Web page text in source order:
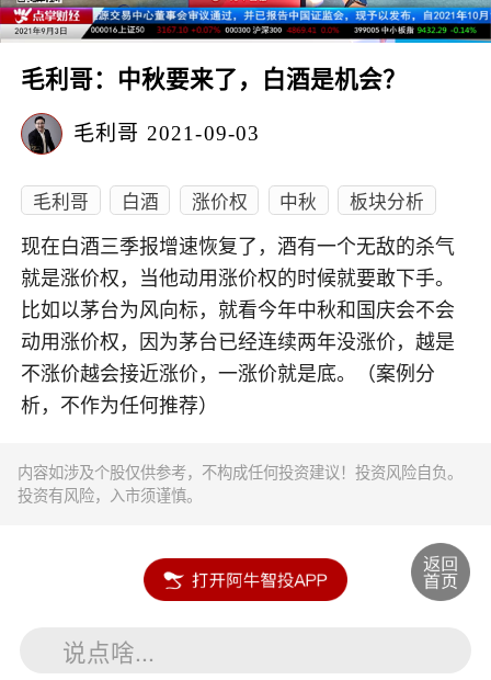
毛利哥：中秋要来了，白酒是机会？
毛利哥 2021-09-03
毛利哥 白酒 涨价权 中秋 板块分析
现在白酒三季报增速恢复了，酒有一个无敌的杀气
就是涨价权，当他动用涨价权的时候就要敢下手。
比如以茅台为风向标，就看今年中秋和国庆会不会
动用涨价权，因为茅台已经连续两年没涨价，越是
不涨价越会接近涨价，一涨价就是底。（案例分
析，不作为任何推荐）
内容如涉及个股仅供参考，不构成任何投资建议！投资风险自负。
投资有风险，入市须谨慎。
说点啥...